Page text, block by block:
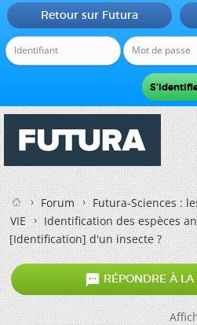
Retour sur Futura
Forum
Futura-Sciences :
VIE
Identification des espèces
[Identification] d'un insecte ?
 RÉPONDRE À